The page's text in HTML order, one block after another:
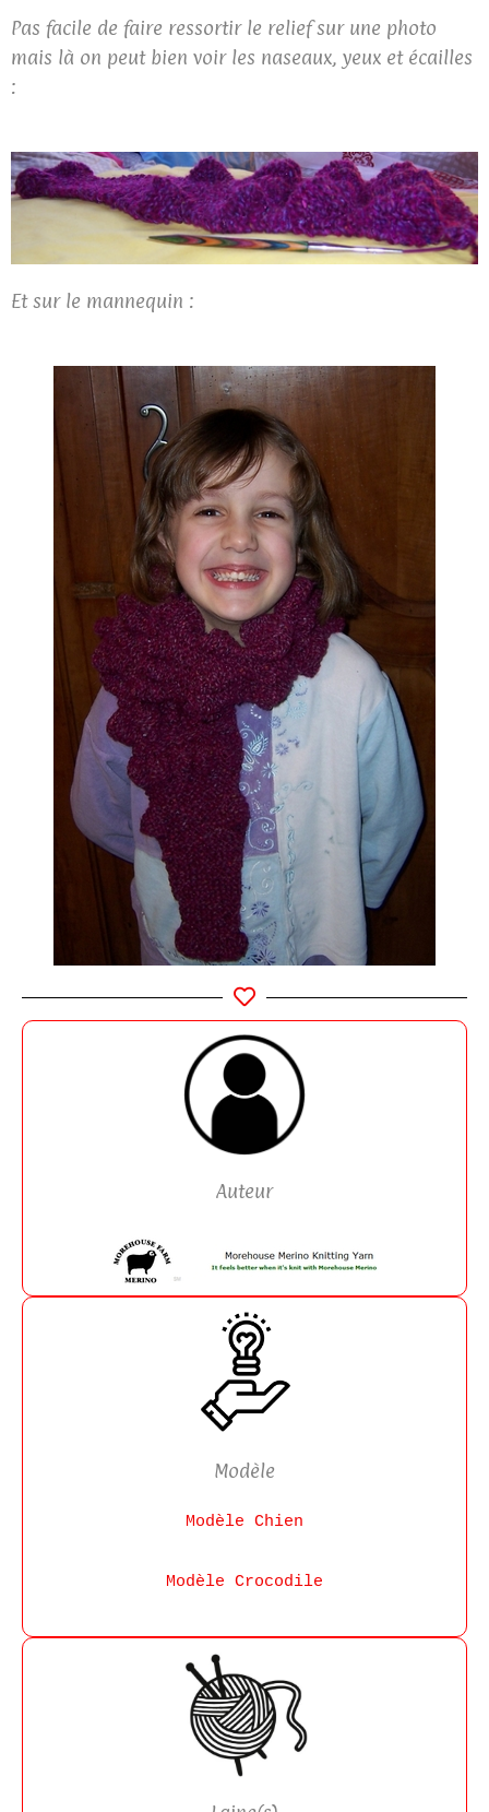
Pas facile de faire ressortir le relief sur une photo
mais là on peut bien voir les naseaux, yeux et écailles
:
Et sur le mannequin :
Auteur
Modèle
Modèle Chien
Modèle Crocodile